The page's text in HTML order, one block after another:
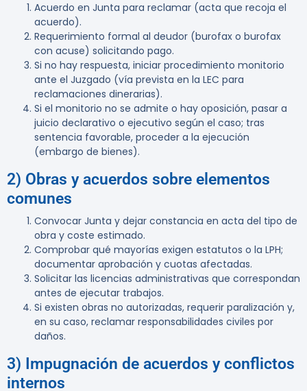
Acuerdo en Junta para reclamar (acta que recoja el
acuerdo).
Requerimiento formal al deudor (burofax o burofax
con acuse) solicitando pago.
Si no hay respuesta, iniciar procedimiento monitorio
ante el Juzgado (vía prevista en la LEC para
reclamaciones dinerarias).
Si el monitorio no se admite o hay oposición, pasar a
juicio declarativo o ejecutivo según el caso; tras
sentencia favorable, proceder a la ejecución
(embargo de bienes).
2) Obras y acuerdos sobre elementos
comunes
Convocar Junta y dejar constancia en acta del tipo de
obra y coste estimado.
Comprobar qué mayorías exigen estatutos o la LPH;
documentar aprobación y cuotas afectadas.
Solicitar las licencias administrativas que correspondan
antes de ejecutar trabajos.
Si existen obras no autorizadas, requerir paralización y,
en su caso, reclamar responsabilidades civiles por
daños.
3) Impugnación de acuerdos y conflictos
internos